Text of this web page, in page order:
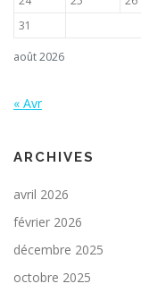
août 2026
31
« Avr
ARCHIVES
avril 2026
février 2026
décembre 2025
octobre 2025